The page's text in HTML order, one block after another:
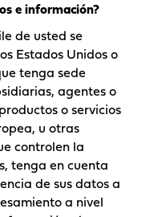
e información?
de usted se
Estados Unidos o
tenga sede
agentes o
o servicios
u otras
controlen la
tenga en cuenta
de sus datos a
a nivel